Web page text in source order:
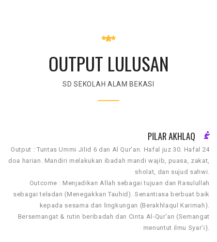
OUTPUT LULUSAN
SD SEKOLAH ALAM BEKASI
PILAR AKHLAQ
Output : Tuntas Ummi Jilid 6 dan Al Qur’an. Hafal juz 30. Hafal 24
doa harian. Mandiri melakukan ibadah mandi wajib, puasa, zakat,
sholat, dan sujud sahwi.
Outcome : Menjadikan Allah sebagai tujuan dan Rasulullah
sebagai teladan (Menegakkan Tauhid). Senantiasa berbuat baik
kepada sesama dan lingkungan (Berakhlaqul Karimah).
Bersemangat & rutin beribadah dan Cinta Al-Qur’an (Semangat
menuntut ilmu Syar’i).